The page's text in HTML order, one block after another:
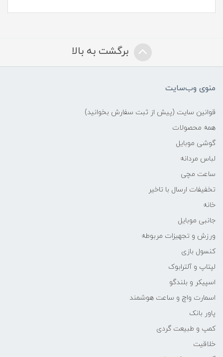
برگشت به بالا
منوی وب‌سایت
قوانین سایت (پیش از ثبت سفارش بخوانید)
همه محصولات
گوشی موبایل
لباس مردانه
ساعت مچی
تخفیفات ارسال با تاخیر
خانه
جانبی موبایل
ورزش و تجهیزات مربوطه
کنسول بازی
لپتاپ و آلترابوک
اسپیکر و بلندگو
اسمارت واچ و ساعت هوشمند
پاور بانک
کمپ و طبیعت گردی
خلاقیت